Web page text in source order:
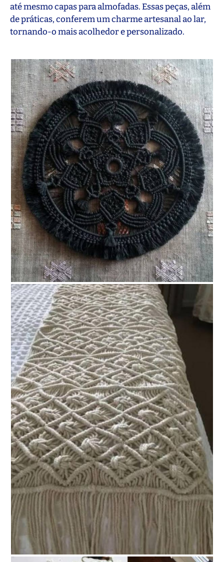
até mesmo capas para almofadas. Essas peças, além
de práticas, conferem um charme artesanal ao lar,
tornando-o mais acolhedor e personalizado.